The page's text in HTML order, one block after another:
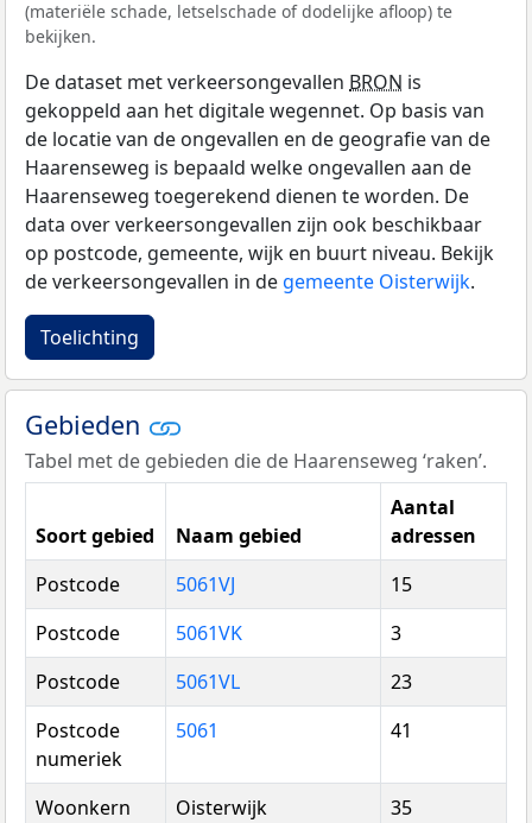
(materiële schade, letselschade of dodelijke afloop) te
bekijken.
De dataset met verkeersongevallen BRON is
gekoppeld aan het digitale wegennet. Op basis van
de locatie van de ongevallen en de geografie van de
Haarenseweg is bepaald welke ongevallen aan de
Haarenseweg toegerekend dienen te worden. De
data over verkeersongevallen zijn ook beschikbaar
op postcode, gemeente, wijk en buurt niveau. Bekijk
de verkeersongevallen in de gemeente Oisterwijk.
Toelichting
Gebieden
Tabel met de gebieden die de Haarenseweg ‘raken’.
Soort gebied Naam gebied
Aantal
adressen
Postcode
5061VJ
15
Postcode
5061VK
3
Postcode
5061VL
23
Postcode
numeriek
5061 41
Woonkern Oisterwijk
35